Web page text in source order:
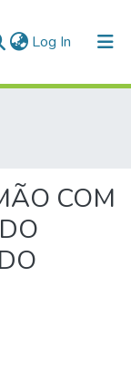
Log In (current)
COM